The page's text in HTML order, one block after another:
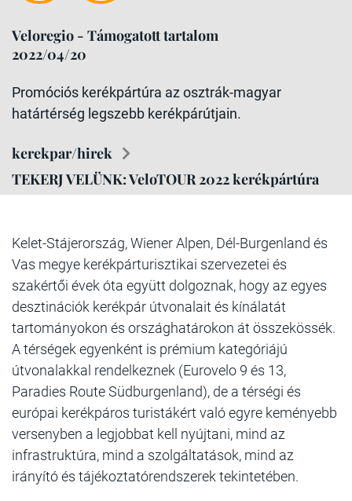
Veloregio - Támogatott tartalom
2022/04/20
Promóciós kerékpártúra az osztrák-magyar
határtérség legszebb kerékpárútjain.
kerekpar/hirek
TEKERJ VELÜNK: VeloTOUR 2022 kerékpártúra
Kelet-Stájerország, Wiener Alpen, Dél-Burgenland és
Vas megye kerékpárturisztikai szervezetei és
szakértői évek óta együtt dolgoznak, hogy az egyes
desztinációk kerékpár útvonalait és kínálatát
tartományokon és országhatárokon át összekössék.
A térségek egyenként is prémium kategóriájú
útvonalakkal rendelkeznek (Eurovelo 9 és 13,
Paradies Route Südburgenland), de a térségi és
európai kerékpáros turistákért való egyre keményebb
versenyben a legjobbat kell nyújtani, mind az
infrastruktúra, mind a szolgáltatások, mind az
irányító és tájékoztatórendszerek tekintetében.